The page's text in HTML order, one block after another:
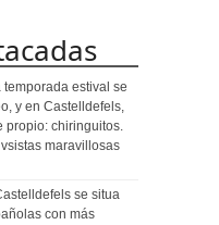
temporada estival se
y en Castelldefels,
propio: chiringuitos.
maravillosas
se situa
con más